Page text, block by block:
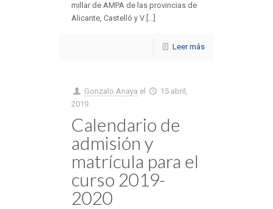
millar de AMPA de las provincias de
Alicante, Castelló y V [...]
Leer más
Gonzalo Anaya el
15 abril,
2019
Calendario de
admisión y
matrícula para el
curso 2019-
2020